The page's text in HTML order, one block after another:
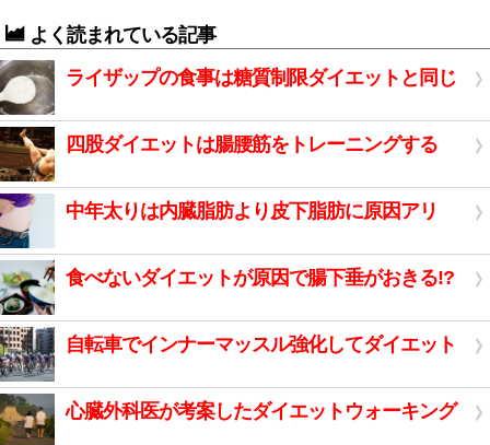
よく読まれている記事
ライザップの食事は糖質制限ダイエットと同じ
四股ダイエットは腸腰筋をトレーニングする
中年太りは内臓脂肪より皮下脂肪に原因アリ
食べないダイエットが原因で腸下垂がおきる!?
自転車でインナーマッスル強化してダイエット
心臓外科医が考案したダイエットウォーキング